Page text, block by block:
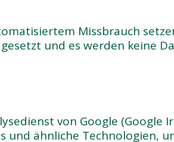
Missbrauch
und es werden keine
von Google (Google
und ähnliche Technologien,